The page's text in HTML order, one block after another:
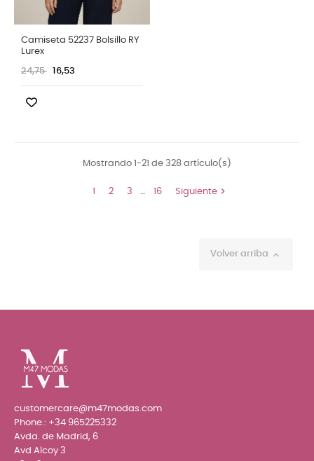
Camiseta 52237 Bolsillo RY
Lurex
24,75 16,53
Mostrando 1-21 de 328 artículo(s)
1 2 3 … 16 Siguiente 
Volver arriba 
customercare@m47modas.com
Phone.: +34 965225332
Avda. de Madrid, 6
Avd Alcoy 3